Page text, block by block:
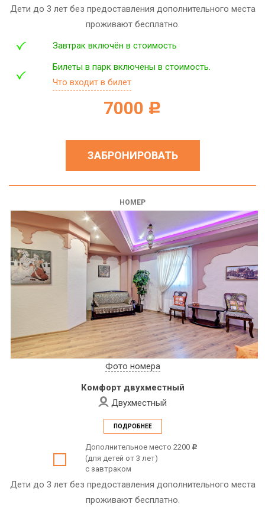
Дети до 3 лет без предоставления дополнительного места
проживают бесплатно.
Завтрак включён в стоимость
Билеты в парк включены в стоимость.
Что входит в билет
7000 c
ЗАБРОНИРОВАТЬ
НОМЕР
Фото номера
Комфорт двухместный
Двухместный
ПОДРОБНЕЕ
Дополнительное место 2200 c
(для детей от 3 лет)
с завтраком
Дети до 3 лет без предоставления дополнительного места
проживают бесплатно.